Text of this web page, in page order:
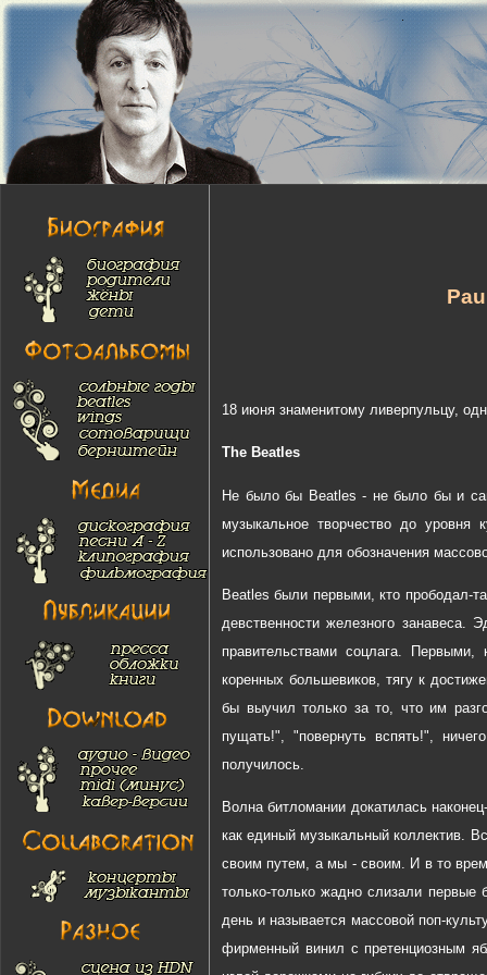
18 июня знаменитому ливерпульцу,
The Beatles
Не было бы Beatles - не было бы и
музыкальное творчество до
использовано для обозначения
Beatles были первыми, кто прободал-
девственности железного занавеса.
правительствами соцлага. Первыми,
коренных большевиков, тягу к
бы выучил только за то, что им
пущать!", "повернуть вспять!",
получилось.
Волна битломании докатилась
как единый музыкальный коллектив.
своим путем, а мы - своим. И в то
только-только жадно слизали первые
день и называется массовой поп-
фирменный винил с претенциозным